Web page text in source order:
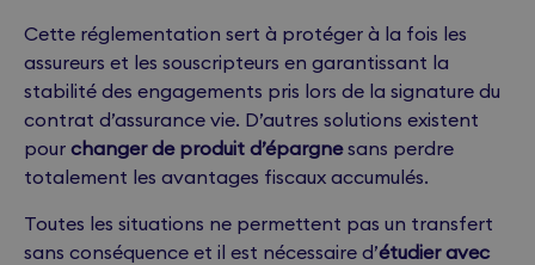
Cette réglementation sert à protéger à la fois les
assureurs et les souscripteurs en garantissant la
stabilité des engagements pris lors de la signature du
contrat d’assurance vie. D’autres solutions existent
pour changer de produit d’épargnesans perdre
totalement les avantages fiscaux accumulés.
Toutes les situations ne permettent pas un transfert
sans conséquence et il est nécessaire d’étudier avec